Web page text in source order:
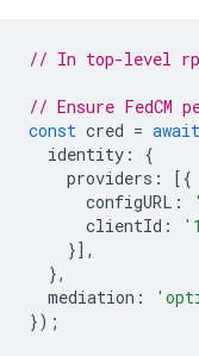
// In top-level
// Ensure FedCM
const cred = await
identity :
{
providers :
[{
configURL :
clientId :
}],
},
mediation :
});